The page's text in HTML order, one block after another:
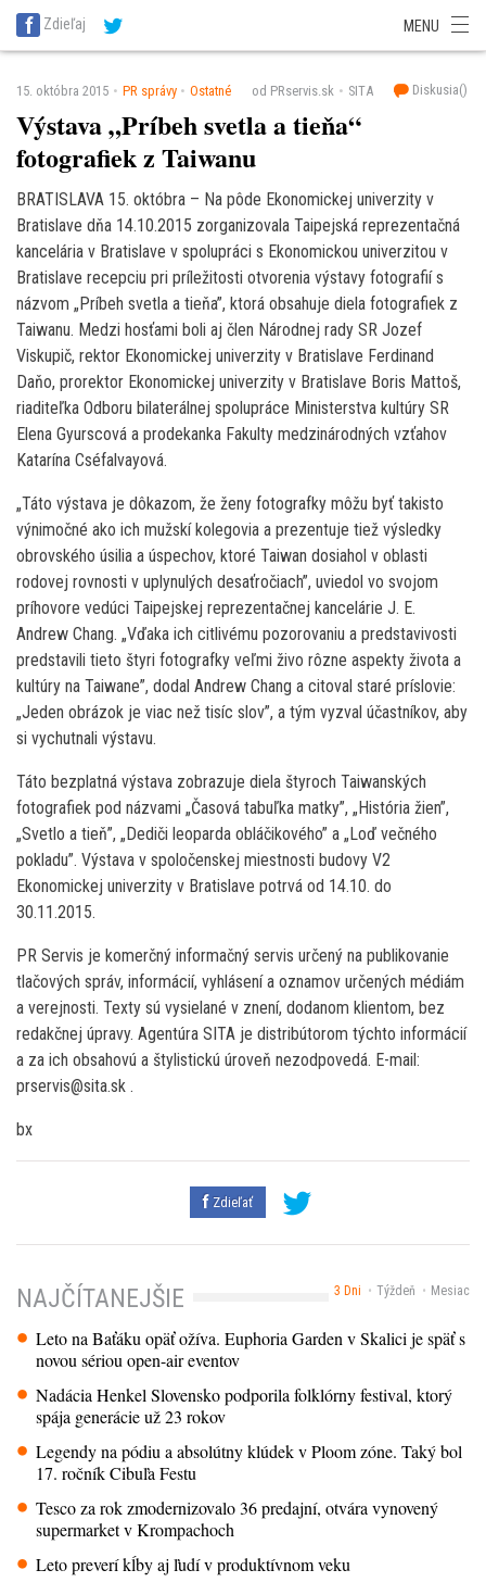
SITA Energetika
SITA Potravinárstvo
Zdieľaj MENU
15. októbra 2015 PR správy Ostatné od PRservis.sk SITA Diskusia()
Výstava „Príbeh svetla a tieňa“
fotografiek z Taiwanu
BRATISLAVA 15. októbra – Na pôde Ekonomickej univerzity v
Bratislave dňa 14.10.2015 zorganizovala Taipejská reprezentačná
kancelária v Bratislave v spolupráci s Ekonomickou univerzitou v
Bratislave recepciu pri príležitosti otvorenia výstavy fotografií s
názvom „Príbeh svetla a tieňa”, ktorá obsahuje diela fotografiek z
Taiwanu. Medzi hosťami boli aj člen Národnej rady SR Jozef
Viskupič, rektor Ekonomickej univerzity v Bratislave Ferdinand
Daňo, prorektor Ekonomickej univerzity v Bratislave Boris Mattoš,
riaditeľka Odboru bilaterálnej spolupráce Ministerstva kultúry SR
Elena Gyurscová a prodekanka Fakulty medzinárodných vzťahov
Katarína Cséfalvayová.
„Táto výstava je dôkazom, že ženy fotografky môžu byť takisto
výnimočné ako ich mužskí kolegovia a prezentuje tiež výsledky
obrovského úsilia a úspechov, ktoré Taiwan dosiahol v oblasti
rodovej rovnosti v uplynulých desaťročiach”, uviedol vo svojom
príhovore vedúci Taipejskej reprezentačnej kancelárie J. E.
Andrew Chang. „Vďaka ich citlivému pozorovaniu a predstavivosti
predstavili tieto štyri fotografky veľmi živo rôzne aspekty života a
kultúry na Taiwane”, dodal Andrew Chang a citoval staré príslovie:
„Jeden obrázok je viac než tisíc slov”, a tým vyzval účastníkov, aby
si vychutnali výstavu.
Táto bezplatná výstava zobrazuje diela štyroch Taiwanských
fotografiek pod názvami „Časová tabuľka matky”, „História žien”,
„Svetlo a tieň”, „Dediči leoparda obláčikového” a „Loď večného
pokladu”. Výstava v spoločenskej miestnosti budovy V2
Ekonomickej univerzity v Bratislave potrvá od 14.10. do
30.11.2015.
PR Servis je komerčný informačný servis určený na publikovanie
tlačových správ, informácií, vyhlásení a oznamov určených médiám
a verejnosti. Texty sú vysielané v znení, dodanom klientom, bez
redakčnej úpravy. Agentúra SITA je distribútorom týchto informácií
a za ich obsahovú a štylistickú úroveň nezodpovedá. E-mail:
prservis@sita.sk .
bx
Zdieľať
3 Dni Týždeň Mesiac
NAJČÍTANEJŠIE
Leto na Baťáku opäť ožíva. Euphoria Garden v Skalici je späť s
novou sériou open-air eventov
Nadácia Henkel Slovensko podporila folklórny festival, ktorý
spája generácie už 23 rokov
Legendy na pódiu a absolútny klúdek v Ploom zóne. Taký bol
17. ročník Cibuľa Festu
Tesco za rok zmodernizovalo 36 predajní, otvára vynovený
supermarket v Krompachoch
Leto preverí kĺby aj ľudí v produktívnom veku